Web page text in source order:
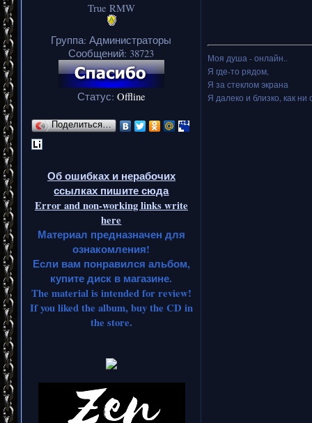
True RMW
Группа: Администраторы
Сообщений: 38723
Статус: Offline
Поделиться…
Об ошибках и нерабочих
ссылках пишите сюда
Error and non-working links write
here
Материал предназначен для
ознакомления!
Если вам понравился альбом,
купите диск в магазине.
The material is intended for review!
If you liked the album, buy the CD in
the store.
Моя душа - онлайн..
Я где-то рядом,
Я за стеклом экрана
Я далеко и близко, как ни